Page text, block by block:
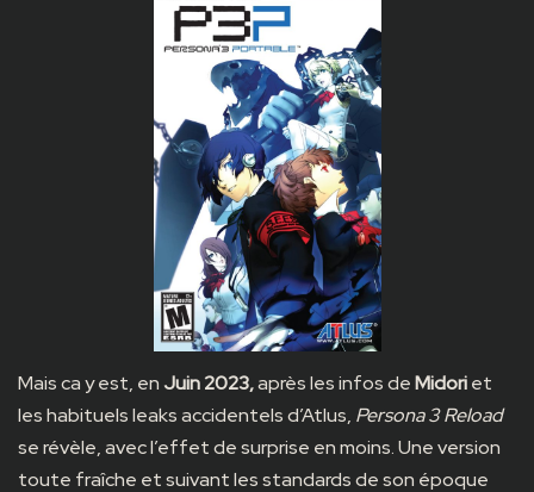
Mais ca y est, enJuin 2023,après les infos deMidoriet
les habituels leaks accidentels d’Atlus, Persona 3 Reload
se révèle, avec l’effet de surprise en moins. Une version
toute fraîche et suivant les standards de son époque